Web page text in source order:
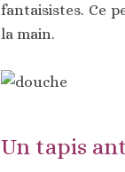
fantaisistes. Ce
la main.
Un tapis